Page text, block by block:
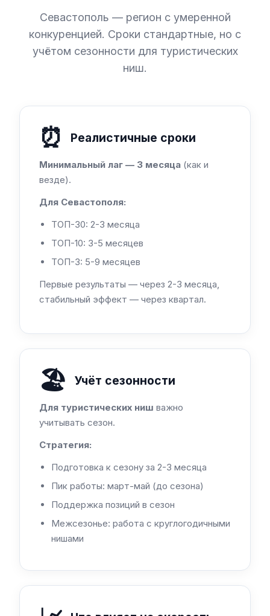
Севастополь — регион с умеренной
конкуренцией. Сроки стандартные, но с
учётом сезонности для туристических
ниш.
⏰ Реалистичные сроки
Минимальный лаг — 3 месяца (как и
везде).
Для Севастополя:
ТОП-30: 2-3 месяца
ТОП-10: 3-5 месяцев
ТОП-3: 5-9 месяцев
Первые результаты — через 2-3 месяца,
стабильный эффект — через квартал.
🏖️ Учёт сезонности
Для туристических ниш важно
учитывать сезон.
Стратегия:
Подготовка к сезону за 2-3 месяца
Пик работы: март-май (до сезона)
Поддержка позиций в сезон
Межсезонье: работа с круглогодичными
нишами